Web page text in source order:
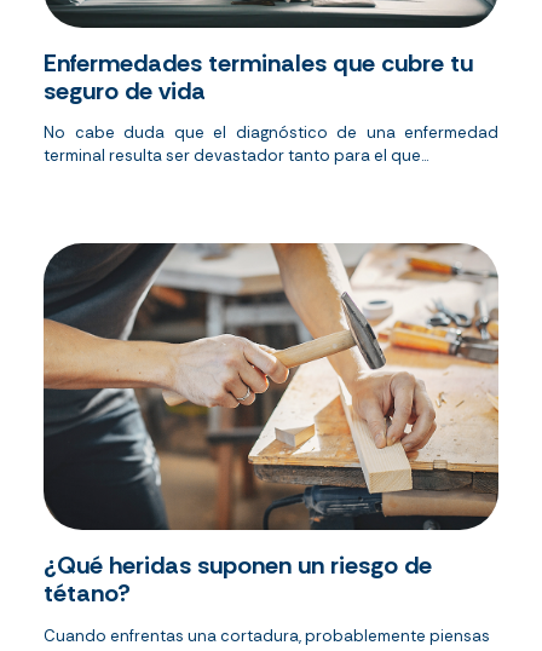
Enfermedades terminales que cubre tu
seguro de vida
No cabe duda que el diagnóstico de una enfermedad
terminal resulta ser devastador tanto para el que...
¿Qué heridas suponen un riesgo de
tétano?
Cuando enfrentas una cortadura, probablemente piensas